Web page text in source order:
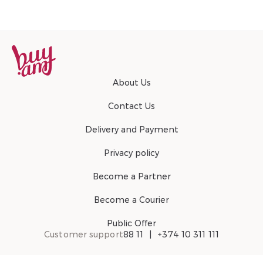
About Us
Contact Us
Delivery and Payment
Privacy policy
Become a Partner
Become a Courier
Public Offer
Customer support88 11 +374 10 311 111